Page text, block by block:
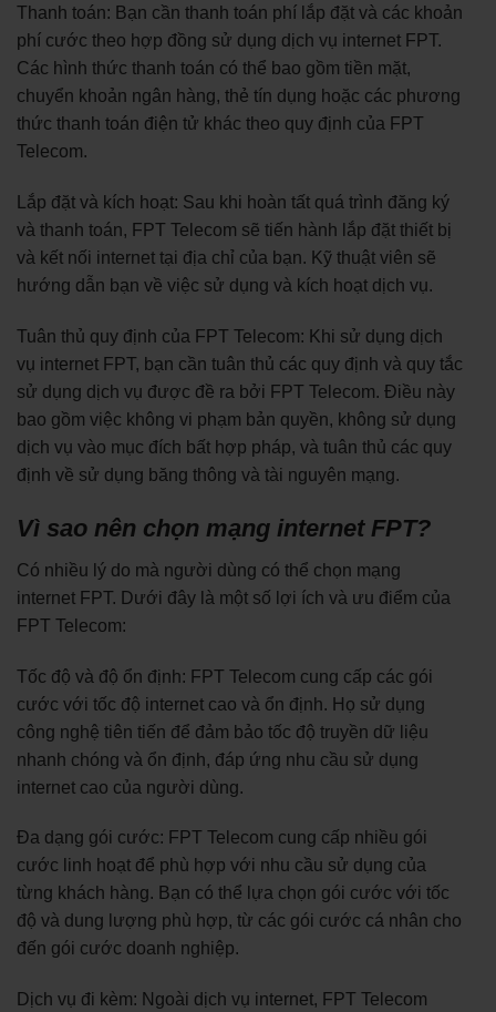
Thanh toán: Bạn cần thanh toán phí lắp đặt và các khoản
phí cước theo hợp đồng sử dụng dịch vụ internet FPT.
Các hình thức thanh toán có thể bao gồm tiền mặt,
chuyển khoản ngân hàng, thẻ tín dụng hoặc các phương
thức thanh toán điện tử khác theo quy định của FPT
Telecom.
Lắp đặt và kích hoạt: Sau khi hoàn tất quá trình đăng ký
và thanh toán, FPT Telecom sẽ tiến hành lắp đặt thiết bị
và kết nối internet tại địa chỉ của bạn. Kỹ thuật viên sẽ
hướng dẫn bạn về việc sử dụng và kích hoạt dịch vụ.
Tuân thủ quy định của FPT Telecom: Khi sử dụng dịch
vụ internet FPT, bạn cần tuân thủ các quy định và quy tắc
sử dụng dịch vụ được đề ra bởi FPT Telecom. Điều này
bao gồm việc không vi phạm bản quyền, không sử dụng
dịch vụ vào mục đích bất hợp pháp, và tuân thủ các quy
định về sử dụng băng thông và tài nguyên mạng.
Vì sao nên chọn mạng internet FPT?
Có nhiều lý do mà người dùng có thể chọn mạng
internet FPT. Dưới đây là một số lợi ích và ưu điểm của
FPT Telecom:
Tốc độ và độ ổn định: FPT Telecom cung cấp các gói
cước với tốc độ internet cao và ổn định. Họ sử dụng
công nghệ tiên tiến để đảm bảo tốc độ truyền dữ liệu
nhanh chóng và ổn định, đáp ứng nhu cầu sử dụng
internet cao của người dùng.
Đa dạng gói cước: FPT Telecom cung cấp nhiều gói
cước linh hoạt để phù hợp với nhu cầu sử dụng của
từng khách hàng. Bạn có thể lựa chọn gói cước với tốc
độ và dung lượng phù hợp, từ các gói cước cá nhân cho
đến gói cước doanh nghiệp.
Dịch vụ đi kèm: Ngoài dịch vụ internet, FPT Telecom